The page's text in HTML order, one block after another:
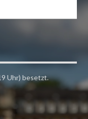
Uhr) besetzt.